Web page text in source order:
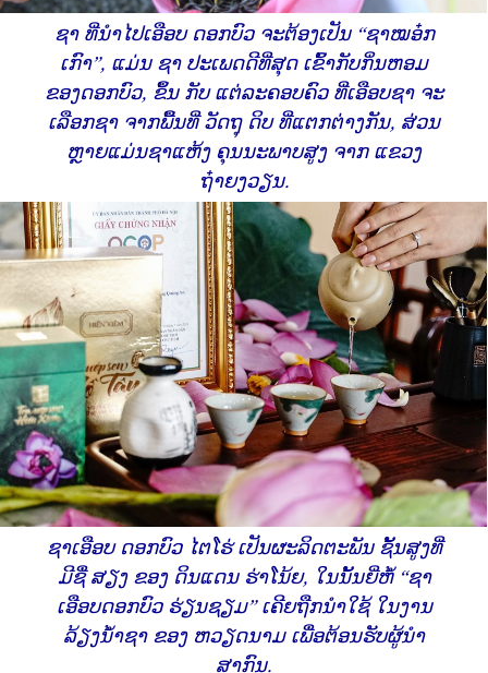
ຊາ ທີ່ນຳໄປເອືອບ ດອກບົວ ຈະຕ້ອງເປັນ “ຊາໝອ໋ກ
ເກົາ”, ແມ່ນ ຊາ ປະເພດດີທີ່ສຸດ ເຂົ້າກັບກິ່ນຫອມ
ຂອງດອກບົວ, ຂຶ້ນ ກັບ ແຕ່ລະຄອບຄົວ ທີ່ເອືອບຊາ ຈະ
ເລືອກຊາ ຈາກພື້ນທີ່ ວັດຖຸ ດິບ ທີ່ແຕກຕ່າງກັນ, ສ່ວນ
ຫຼາຍແມ່ນຊາແຫ້ງ ຄຸນນະພາບສູງ ຈາກ ແຂວງ
ຖ໋າຍງວຽນ.
ຊາເອືອບ ດອກບົວ ໄຕໂຮ່ ເປັນຜະລິດຕະພັນ ຊັ້ນສູງທີ່
ມີຊື່ ສຽງ ຂອງ ດິນແດນ ຮ່າໂນ້ຍ, ໃນນັ້ນຍີ່ຫໍ້ “ຊາ
ເອືອບດອກບົວ ຮ່ຽນຊຽມ” ເຄີຍຖືກນຳໃຊ້ ໃນງານ
ລ້ຽງນ້ຳຊາ ຂອງ ຫວຽດນາມ ເພື່ອຕ້ອນຮັບຜູ້ນຳ
ສາກົນ.